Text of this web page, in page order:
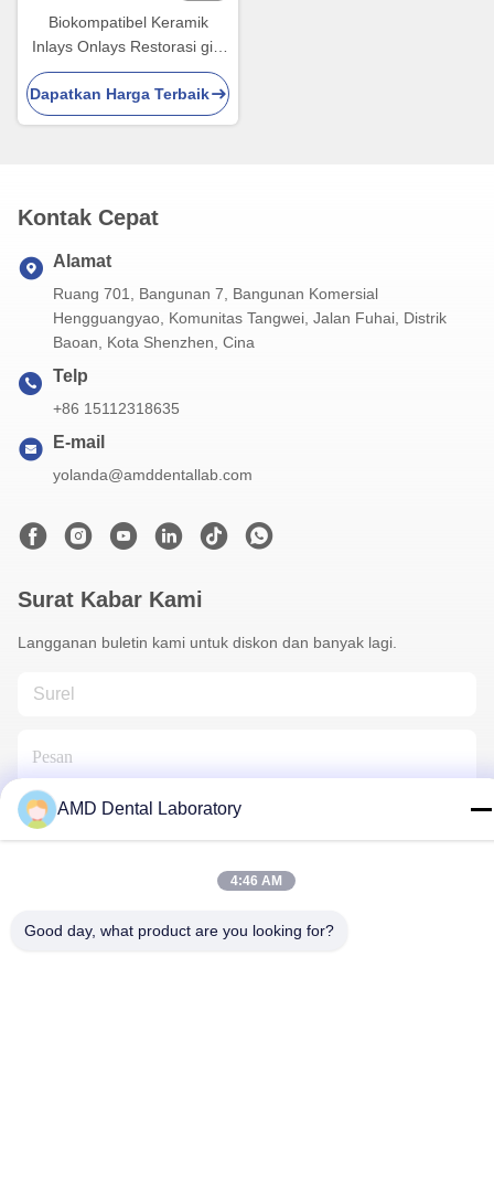
Biokompatibel Keramik
Inlays Onlays Restorasi gigi
tanpa jahitan dengan
kekuatan tahan noda
Dapatkan Harga Terbaik
Kontak Cepat
Alamat
Ruang 701, Bangunan 7, Bangunan Komersial
Hengguangyao, Komunitas Tangwei, Jalan Fuhai, Distrik
Baoan, Kota Shenzhen, Cina
Telp
+86 15112318635
E-mail
yolanda@amddentallab.com
Surat Kabar Kami
Langganan buletin kami untuk diskon dan banyak lagi.
AMD Dental Laboratory
4:46 AM
Good day, what product are you looking for?